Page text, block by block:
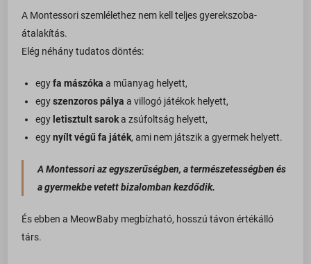
A Montessori szemlélethez nem kell teljes gyerekszoba-
átalakítás.
Elég néhány tudatos döntés:
egyfa mászóka a műanyag helyett,
egyszenzoros pálya a villogó játékok helyett,
egy letisztult saroka zsúfoltság helyett,
egynyílt végű fa játék, ami nem játszik a gyermek helyett.
A Montessori az egyszerűségben, a természetességben és
a gyermekbe vetett bizalomban kezdődik.
És ebben a MeowBaby megbízható, hosszú távon értékálló
társ.